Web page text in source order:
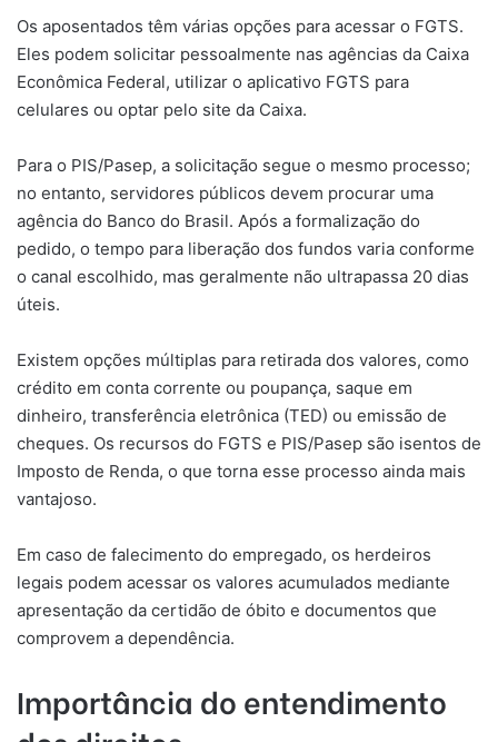
Os aposentados têm várias opções para acessar o FGTS.
Eles podem solicitar pessoalmente nas agências da Caixa
Econômica Federal, utilizar o aplicativo FGTS para
celulares ou optar pelo site da Caixa.
Para o PIS/Pasep, a solicitação segue o mesmo processo;
no entanto, servidores públicos devem procurar uma
agência do Banco do Brasil. Após a formalização do
pedido, o tempo para liberação dos fundos varia conforme
o canal escolhido, mas geralmente não ultrapassa 20 dias
úteis.
Existem opções múltiplas para retirada dos valores, como
crédito em conta corrente ou poupança, saque em
dinheiro, transferência eletrônica (TED) ou emissão de
cheques. Os recursos do FGTS e PIS/Pasep são isentos de
Imposto de Renda, o que torna esse processo ainda mais
vantajoso.
Em caso de falecimento do empregado, os herdeiros
legais podem acessar os valores acumulados mediante
apresentação da certidão de óbito e documentos que
comprovem a dependência.
Importância do entendimento